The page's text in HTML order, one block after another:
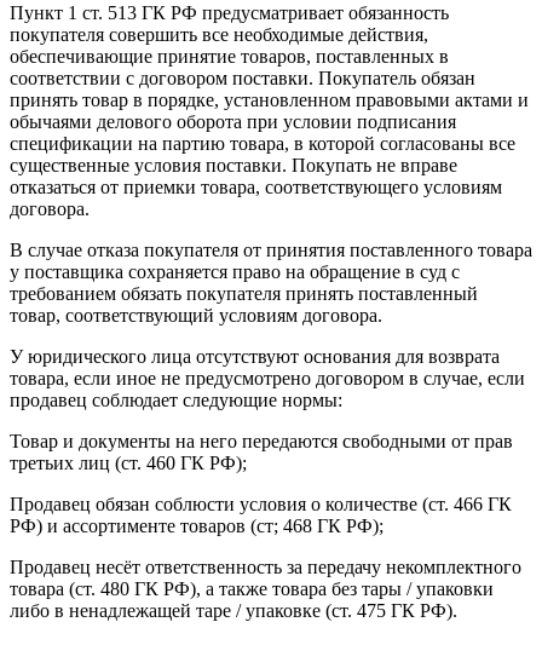
Пункт 1 ст. 513 ГК РФ предусматривает обязанность
покупателя совершить все необходимые действия,
обеспечивающие принятие товаров, поставленных в
соответствии с договором поставки. Покупатель обязан
принять товар в порядке, установленном правовыми актами и
обычаями делового оборота при условии подписания
спецификации на партию товара, в которой согласованы все
существенные условия поставки. Покупать не вправе
отказаться от приемки товара, соответствующего условиям
договора.
В случае отказа покупателя от принятия поставленного товара
у поставщика сохраняется право на обращение в суд с
требованием обязать покупателя принять поставленный
товар, соответствующий условиям договора.
У юридического лица отсутствуют основания для возврата
товара, если иное не предусмотрено договором в случае, если
продавец соблюдает следующие нормы:
Товар и документы на него передаются свободными от прав
третьих лиц (ст. 460 ГК РФ);
Продавец обязан соблюсти условия о количестве (ст. 466 ГК
РФ) и ассортименте товаров (ст; 468 ГК РФ);
Продавец несёт ответственность за передачу некомплектного
товара (ст. 480 ГК РФ), а также товара без тары / упаковки
либо в ненадлежащей таре / упаковке (ст. 475 ГК РФ).